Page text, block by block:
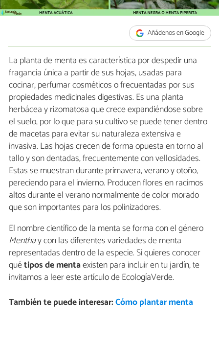
Añádenos en Google
La planta de menta es característica por despedir una
fragancia única a partir de sus hojas, usadas para
cocinar, perfumar cosméticos o frecuentadas por sus
propiedades medicinales digestivas. Es una planta
herbácea y rizomatosa que crece expandiéndose sobre
el suelo, por lo que para su cultivo se puede tener dentro
de macetas para evitar su naturaleza extensiva e
invasiva. Las hojas crecen de forma opuesta en torno al
tallo y son dentadas, frecuentemente con vellosidades.
Estas se muestran durante primavera, verano y otoño,
pereciendo para el invierno. Producen flores en racimos
altos durante el verano normalmente de color morado
que son importantes para los polinizadores.
El nombre científico de la menta se forma con el género
Menthay con las diferentes variedades de menta
representadas dentro de la especie. Si quieres conocer
quétipos de mentaexisten para incluir en tu jardín, te
invitamos a leer este artículo de EcologíaVerde.
También te puede interesar:Cómo plantar menta